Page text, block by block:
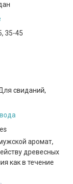
35-45
свиданий,
аромат,
древесных
как в течение